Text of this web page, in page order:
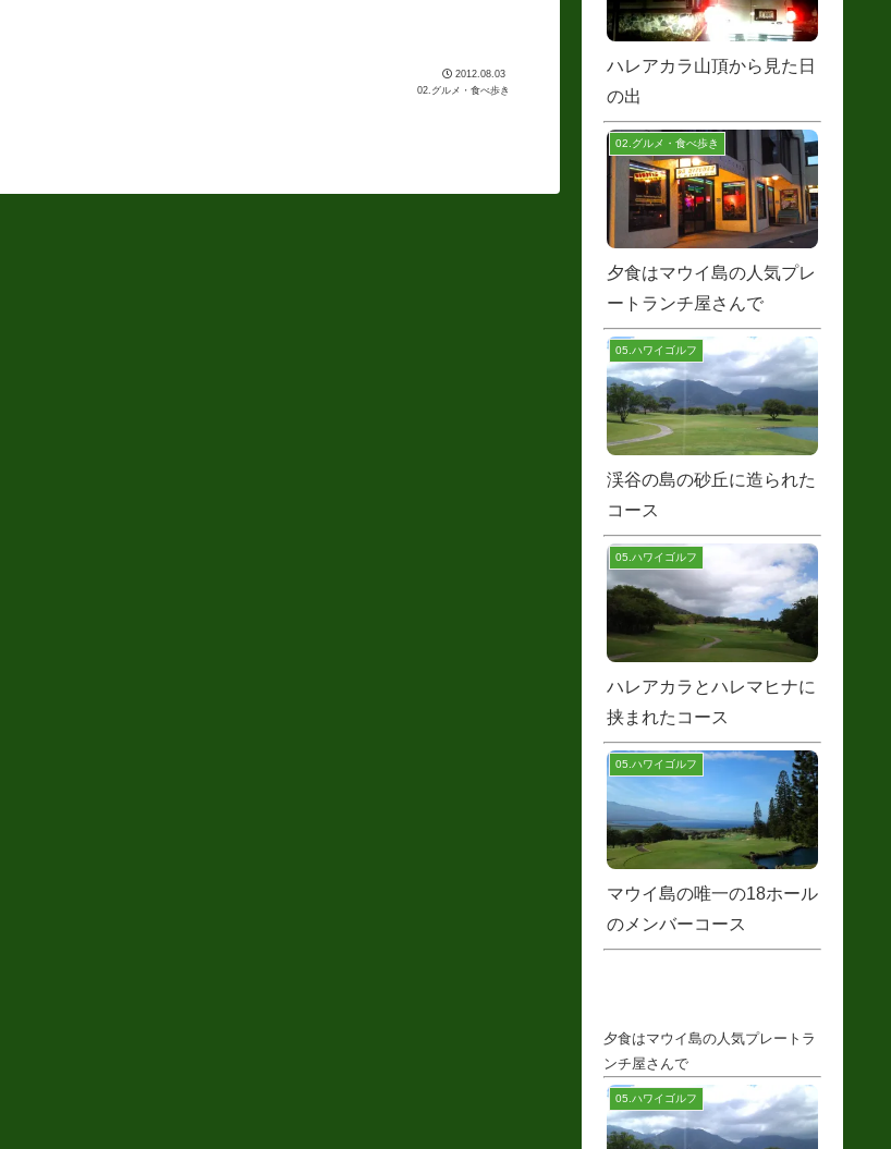
2012.08.03
02.グルメ・食べ歩き
ハレアカラ山頂から見た日
の出
02.グルメ・食べ歩き
夕食はマウイ島の人気プレ
ートランチ屋さんで
05.ハワイゴルフ
渓谷の島の砂丘に造られた
コース
05.ハワイゴルフ
ハレアカラとハレマヒナに
挟まれたコース
05.ハワイゴルフ
マウイ島の唯一の18ホール
のメンバーコース
夕食はマウイ島の人気プレートラ
ンチ屋さんで
05.ハワイゴルフ